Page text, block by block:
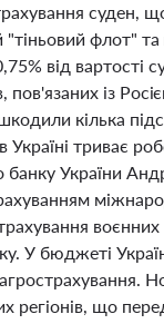
суден,
"тіньовий флот"
від
пов'язаних із
кілька
Україні триває
банку України
У бюджеті
що